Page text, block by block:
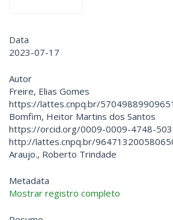
Data
2023-07-17
Autor
Freire, Elias Gomes
https://lattes.cnpq.br/
Bomfim, Heitor Martins dos Santos
https://orcid.org/0009-0009-4748-
http://lattes.cnpq.br/
Araujo., Roberto Trindade
Metadata
Mostrar registro completo